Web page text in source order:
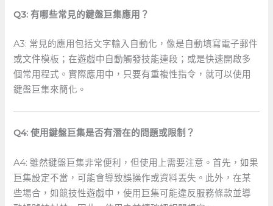
Q3: 有哪些常見的鍵盤巨集應用？
A3: ‌常見的應用包括文字輸入自動化，像是自動填寫電子郵件
或文件模板；在遊戲中自動觸發技能連段；或是快速開啟多
個常用程式。實際應用中，只要有重複性指令，就可以使用
鍵盤巨集來簡化。
Q4: 使用鍵盤巨集是否有潛在的問題或限制？
A4: 雖然鍵盤巨集非常便利，但使用上需要注意。首先，如果
巨集設定不當，可能會導致誤操作或資料丟失。此外，在某
些場合，如競技性遊戲中，使用巨集可能違反服務條款並導